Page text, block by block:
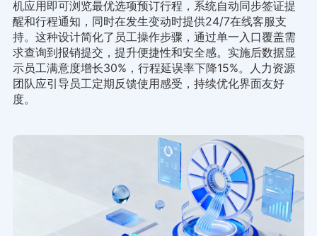
机应用即可浏览最优选项预订行程，系统自动同步签证提
醒和行程通知，同时在发生变动时提供24/7在线客服支
持。这种设计简化了员工操作步骤，通过单一入口覆盖需
求查询到报销提交，提升便捷性和安全感。实施后数据显
示员工满意度增长30%，行程延误率下降15%。人力资源
团队应引导员工定期反馈使用感受，持续优化界面友好
度。